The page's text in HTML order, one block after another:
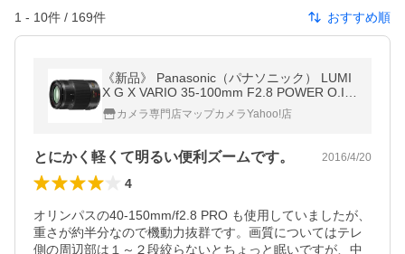
1 - 10件 / 169件 おすすめ順
《新品》 Panasonic（パナソニック） LUMI
X G X VARIO 35-100mm F2.8 POWER O.I.
S.【在庫限り（生産完了品）】
カメラ専門店マップカメラYahoo!店
とにかく軽くて明るい便利ズームです。 2016/4/20
4
オリンパスの40-150mm/f2.8 PRO も使用していましたが、
重さが約半分なので機動力抜群です。画質についてはテレ
側の周辺部は１～２段絞らないとちょっと眠いですが、中